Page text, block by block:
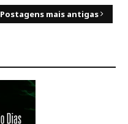
Postagens mais antigas